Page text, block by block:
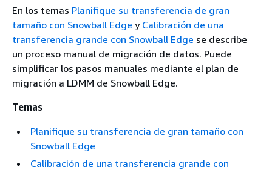
En los temas Planifique su transferencia de gran
tamaño con Snowball Edge y Calibración de una
transferencia grande con Snowball Edge se describe
un proceso manual de migración de datos. Puede
simplificar los pasos manuales mediante el plan de
migración a LDMM de Snowball Edge.
Temas
Planifique su transferencia de gran tamaño con
Snowball Edge
Calibración de una transferencia grande con